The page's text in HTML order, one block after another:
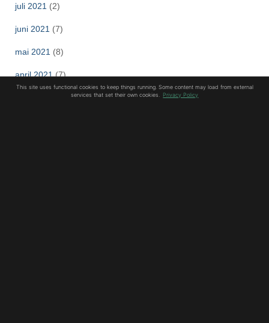
juli 2021 (2)
juni 2021 (7)
mai 2021 (8)
april 2021(7)
This site uses functional cookies to keep things running. Some content may load from external
services that set their own cookies.
Privacy Policy